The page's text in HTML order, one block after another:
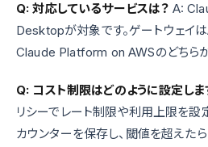
Q: 対応しているサービスは？ A:
Desktopが対象です。ゲートウェイ
Claude Platform on AWSのどちらか
Q: コスト制限はどのように設定しま
リシーでレート制限や利用上限を設
カウンターを保存し、閾値を超えた